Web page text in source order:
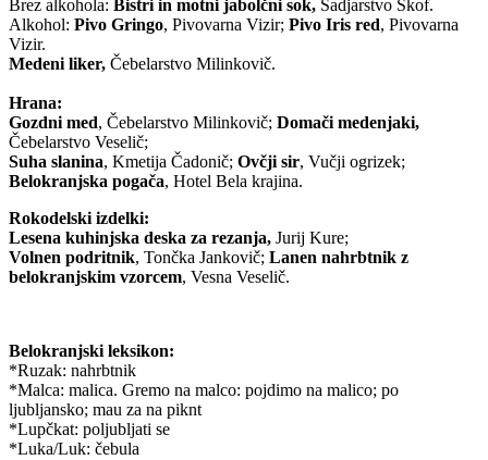
Brez alkohola: Bistri in motni jabolčni sok, Sadjarstvo Škof.
Alkohol: Pivo Gringo, Pivovarna Vizir; Pivo Iris red, Pivovarna
Vizir.
Medeni liker, Čebelarstvo Milinkovič.
Hrana:
Gozdni med, Čebelarstvo Milinkovič; Domači medenjaki,
Čebelarstvo Veselič;
Suha slanina, Kmetija Čadonič; Ovčji sir, Vučji ogrizek;
Belokranjska pogača, Hotel Bela krajina.
Rokodelski izdelki:
Lesena kuhinjska deska za rezanja, Jurij Kure;
Volnen podritnik, Tončka Jankovič; Lanen nahrbtnik z
belokranjskim vzorcem, Vesna Veselič.
Belokranjski leksikon:
*Ruzak: nahrbtnik
*Malca: malica. Gremo na malco: pojdimo na malico; po
ljubljansko; mau za na piknt
*Lupčkat: poljubljati se
*Luka/Luk: čebula